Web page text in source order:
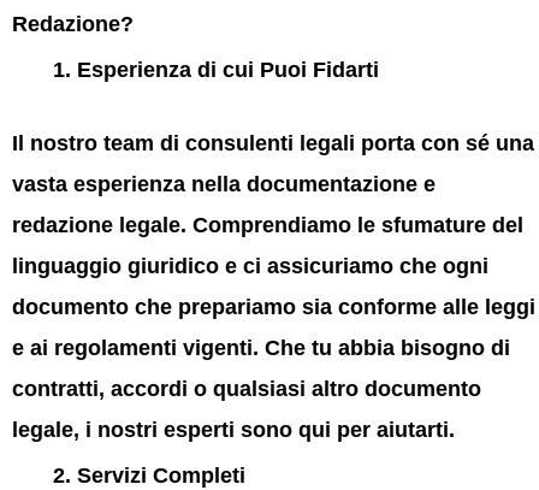
Redazione?
Esperienza di cui Puoi Fidarti
Il nostro team di consulenti legali porta con sé una
vasta esperienza nella documentazione e
redazione legale. Comprendiamo le sfumature del
linguaggio giuridico e ci assicuriamo che ogni
documento che prepariamo sia conforme alle leggi
e ai regolamenti vigenti. Che tu abbia bisogno di
contratti, accordi o qualsiasi altro documento
legale, i nostri esperti sono qui per aiutarti.
Servizi Completi